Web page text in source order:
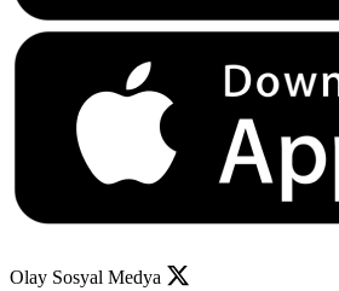
Olay Sosyal Medya